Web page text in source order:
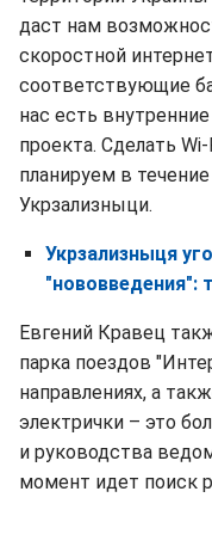
даст нам
скоростной
соответствующие
нас есть
проекта. Сделать
планируем в течение
Укрзализныци.
Укрзализныця
"нововведения":
Евгений Кравец
парка поездов
направлениях, а
электрички – это
и руководства
момент идет поиск